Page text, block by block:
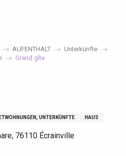
AUFENTHALT
Unterkünfte
Grand gîte
UNTERKÜNFTE HAUS
76110 Écrainville